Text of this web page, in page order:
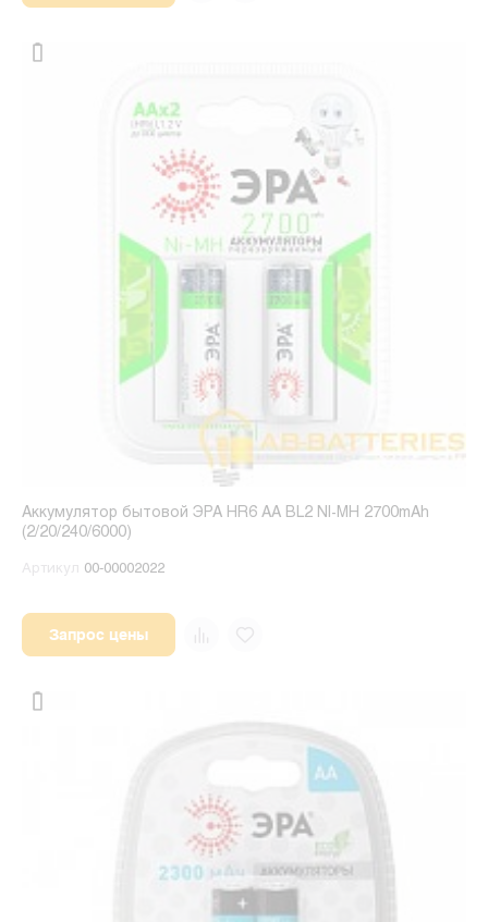
Аккумулятор бытовой ЭРА HR6 AA BL2 NI-MH 2700mAh
(2/20/240/6000)
Артикул 00-00002022
Запрос цены